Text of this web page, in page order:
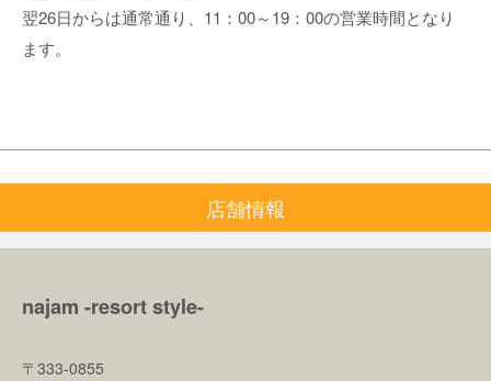
翌26日からは通常通り、11：00～19：00の営業時間となり
ます。
店舗情報
najam -resort style-
〒333-0855